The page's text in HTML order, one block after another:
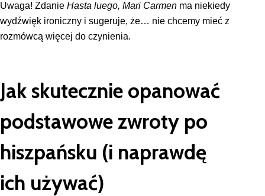
Uwaga! Zdanie Hasta luego, Mari Carmen ma niekiedy
wydźwięk ironiczny i sugeruje, że… nie chcemy mieć z
rozmówcą więcej do czynienia.
Jak skutecznie opanować
podstawowe zwroty po
hiszpańsku (i naprawdę
ich używać)